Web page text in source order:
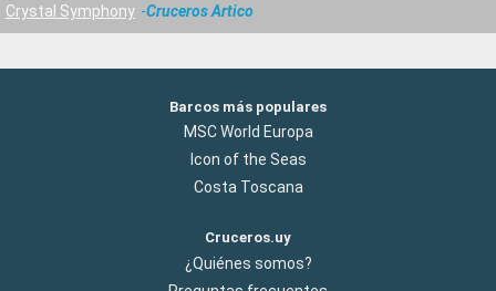
Crystal Symphony
Cruceros Artico
Barcos más populares
MSC World Europa
Icon of the Seas
Costa Toscana
Cruceros.uy
¿Quiénes somos?